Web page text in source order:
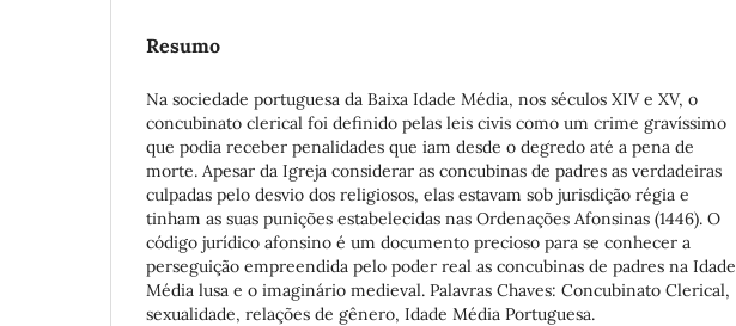
Resumo
Na sociedade portuguesa da Baixa Idade Média, nos séculos XIV e XV, o
concubinato clerical foi definido pelas leis civis como um crime gravíssimo
que podia receber penalidades que iam desde o degredo até a pena de
morte. Apesar da Igreja considerar as concubinas de padres as verdadeiras
culpadas pelo desvio dos religiosos, elas estavam sob jurisdição régia e
tinham as suas punições estabelecidas nas Ordenações Afonsinas (1446). O
código jurídico afonsino é um documento precioso para se conhecer a
perseguição empreendida pelo poder real as concubinas de padres na Idade
Média lusa e o imaginário medieval. Palavras Chaves: Concubinato Clerical,
sexualidade, relações de gênero, Idade Média Portuguesa.